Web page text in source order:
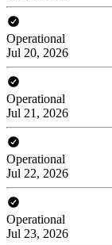
Operational
Jul 20, 2026
Operational
Jul 21, 2026
Operational
Jul 22, 2026
Operational
Jul 23, 2026